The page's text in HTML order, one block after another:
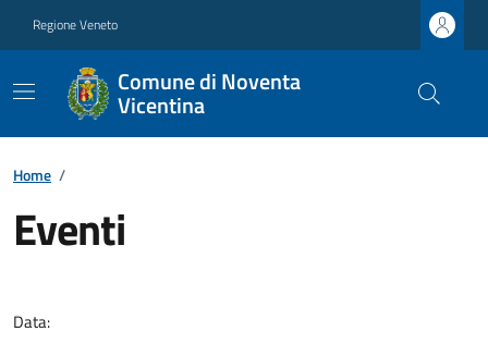
Regione Veneto
Comune di Noventa
Vicentina
Home /
Eventi
Data: